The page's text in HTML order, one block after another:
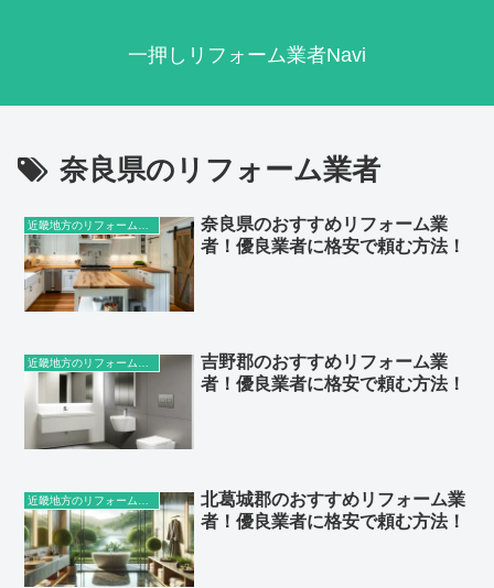
一押しリフォーム業者Navi
奈良県のリフォーム業者
奈良県のおすすめリフォーム業
者！優良業者に格安で頼む方法！
吉野郡のおすすめリフォーム業
者！優良業者に格安で頼む方法！
北葛城郡のおすすめリフォーム業
者！優良業者に格安で頼む方法！